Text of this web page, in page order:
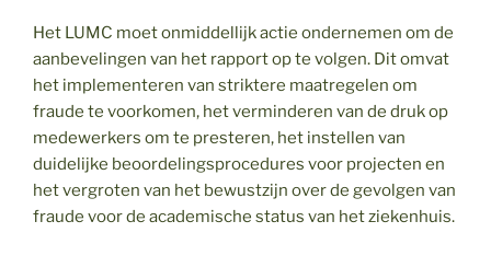
Het LUMC moet onmiddellijk actie ondernemen om de
aanbevelingen van het rapport op te volgen. Dit omvat
het implementeren van striktere maatregelen om
fraude te voorkomen, het verminderen van de druk op
medewerkers om te presteren, het instellen van
duidelijke beoordelingsprocedures voor projecten en
het vergroten van het bewustzijn over de gevolgen van
fraude voor de academische status van het ziekenhuis.